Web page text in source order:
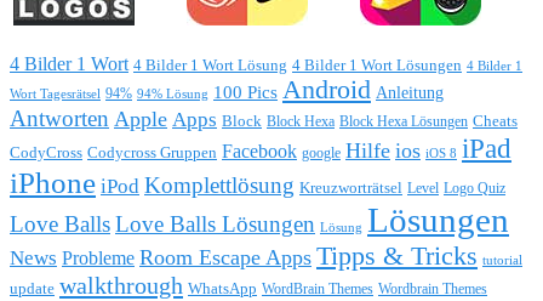
4 Bilder 1 Wort 4 Bilder 1 Wort Lösung 4 Bilder 1 Wort Lösungen 4 Bilder 1
Wort Tagesrätsel 94% 94% Lösung 100 Pics Android Anleitung
Antworten Apple Apps Block Block Hexa Block Hexa Lösungen Cheats
CodyCross Codycross Gruppen Facebook google Hilfe ios iOS 8 iPad
iPhone iPod Komplettlösung Kreuzworträtsel Level Logo Quiz
Love BallsLove Balls Lösungen Lösung Lösungen
News Probleme Room Escape Apps Tipps & Tricks tutorial
update walkthrough WhatsApp WordBrain Themes Wordbrain Themes